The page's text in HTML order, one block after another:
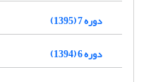
دوره 7 (1395)
دوره 6 (1394)